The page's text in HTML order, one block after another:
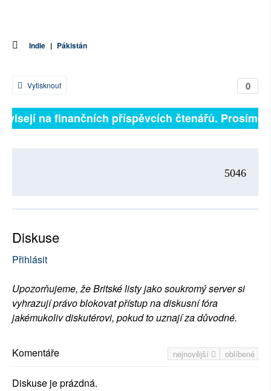
Indie | Pákistán
0
Vytisknout
na finančních příspěvcích čtenářů. Prosíme,
5046
Diskuse
Přihlásit
Upozorňujeme, že Britské listy jako soukromý server si
vyhrazují právo blokovat přístup na diskusní fóra
jakémukoliv diskutérovi, pokud to uznají za důvodné.
nejnovější oblíbené
Komentáře
Diskuse je prázdná.